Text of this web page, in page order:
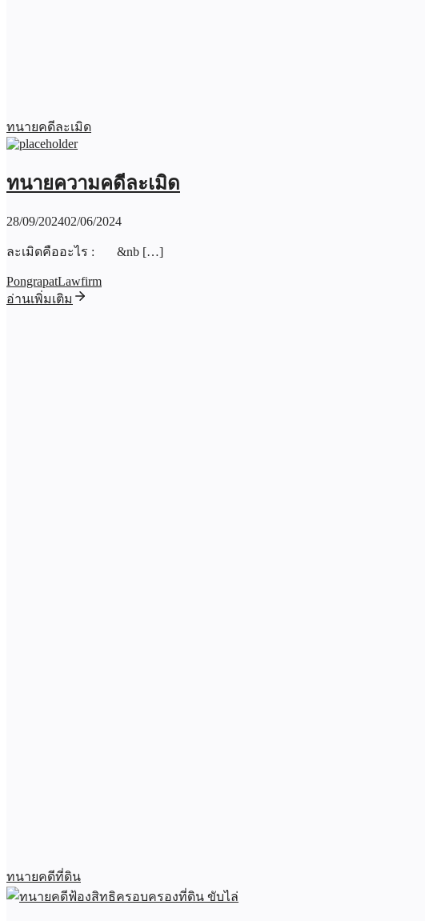
ทนายคดีละเมิด
ทนายความคดีละเมิด
28/09/202402/06/2024
ละเมิดคืออะไร : &nb […]
PongrapatLawfirm
อ่านเพิ่มเติม
ทนายคดีที่ดิน